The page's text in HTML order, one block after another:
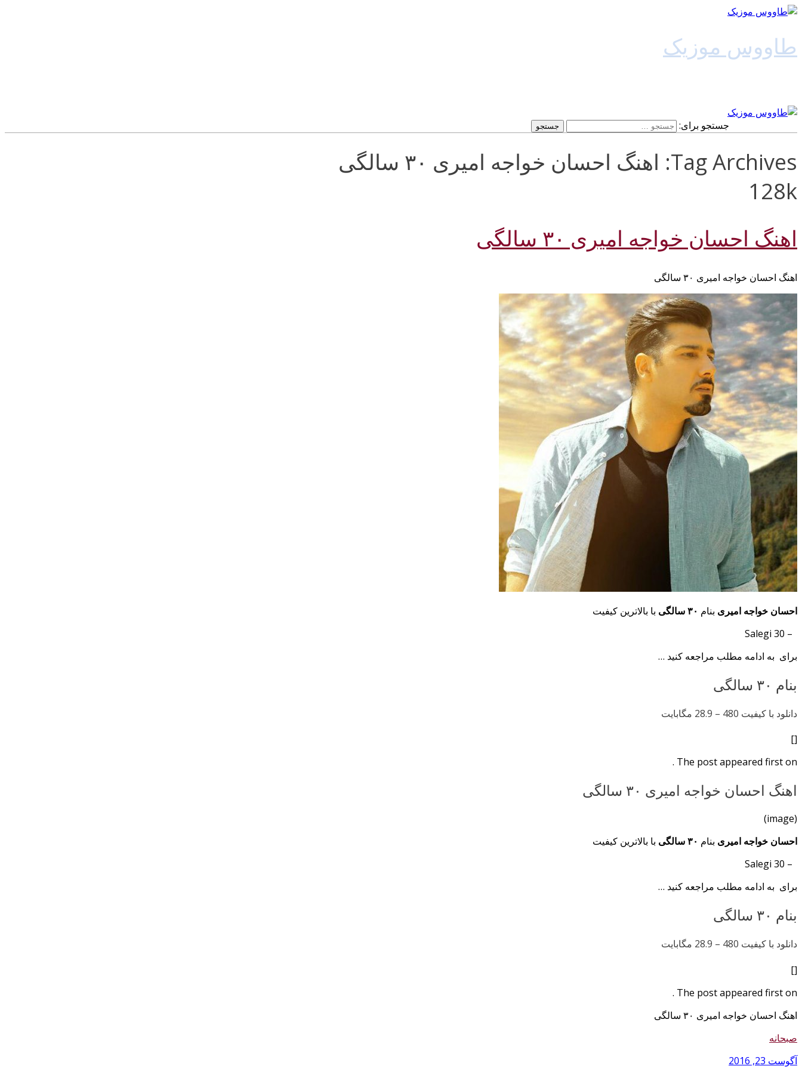
طاووس موزیک
جستجو برای:
Tag Archives: اهنگ احسان خواجه امیری ۳۰ سالگی
128k
اهنگ احسان خواجه امیری ۳۰ سالگی
اهنگ احسان خواجه امیری ۳۰ سالگی
احسان خواجه امیری بنام ۳۰ سالگی
با بالاترین کیفیت
– 30 Salegi
برای به ادامه مطلب مراجعه کنید …
بنام ۳۰ سالگی
دانلود با کیفیت 480 –
28.9 مگابایت
[]
The post appeared first on .
اهنگ احسان خواجه امیری ۳۰ سالگی
(image)
احسان خواجه امیری بنام ۳۰ سالگی
با بالاترین کیفیت
– 30 Salegi
برای به ادامه مطلب مراجعه کنید …
بنام ۳۰ سالگی
دانلود با کیفیت 480 –
28.9 مگابایت
[]
The post appeared first on .
اهنگ احسان خواجه امیری ۳۰ سالگی
صبحانه
آگوست 23, 2016